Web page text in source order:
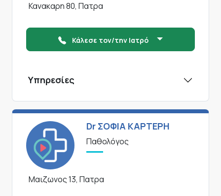
Κανακαρη 80, Πατρα
Κάλεσε τον/την Ιατρό
Υπηρεσίες
Dr ΣΟΦΙΑ ΚΑΡΤΕΡΗ
Παθολόγος
Μαιζωνος 13, Πατρα